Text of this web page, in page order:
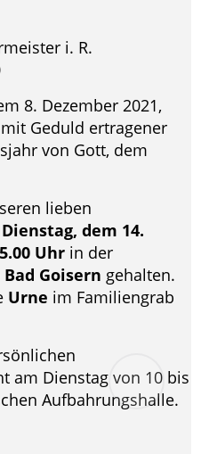
i. R.
8. Dezember 2021,
Geduld ertragener
von Gott, dem
lieben
dem 14.
Uhr in der
Goisern gehalten.
Urne im Familiengrab
am Dienstag von 10 bis
Aufbahrungshalle.